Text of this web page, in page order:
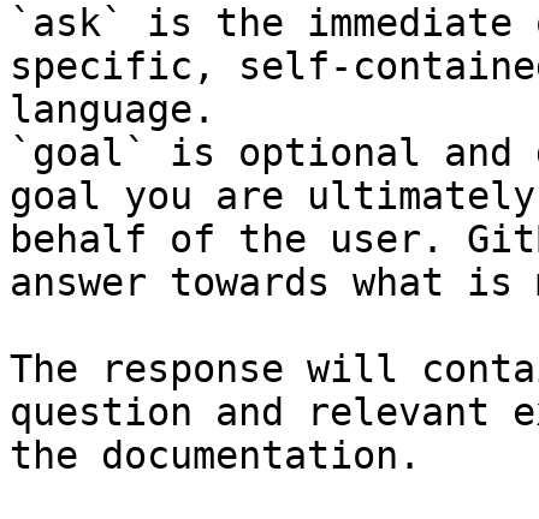
`ask` is the
specific, self-
language.
`goal` is optional and
goal you are
behalf of the user.
answer towards what
The response will
question and relevant
the documentation.